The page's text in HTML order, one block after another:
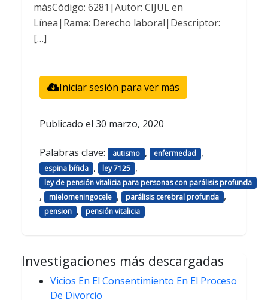
másCódigo: 6281|Autor: CIJUL en
Línea|Rama: Derecho laboral|Descriptor:
[…]
Iniciar sesión para ver más
Publicado el 30 marzo, 2020
Palabras clave: autismo , enfermedad ,
espina bífida , ley 7125 ,
ley de pensión vitalicia para personas con parálisis profunda
, mielomeningocele , parálisis cerebral profunda ,
pension , pensión vitalicia
Investigaciones más descargadas
Vicios En El Consentimiento En El Proceso
De Divorcio